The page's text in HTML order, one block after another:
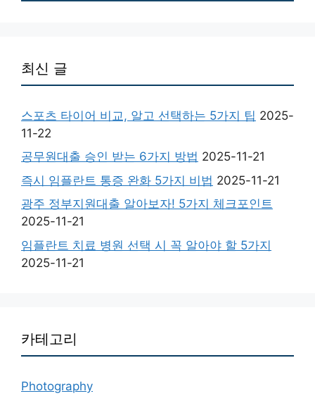
최신 글
스포츠 타이어 비교, 알고 선택하는 5가지 팁 2025-
11-22
공무원대출 승인 받는 6가지 방법 2025-11-21
즉시 임플란트 통증 완화 5가지 비법 2025-11-21
광주 정부지원대출 알아보자! 5가지 체크포인트
2025-11-21
임플란트 치료 병원 선택 시 꼭 알아야 할 5가지
2025-11-21
카테고리
Photography